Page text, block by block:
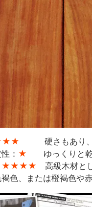
硬さもあり、
： ★ ゆっくりと乾
★★★★ 高級木材と
色、または橙褐色や